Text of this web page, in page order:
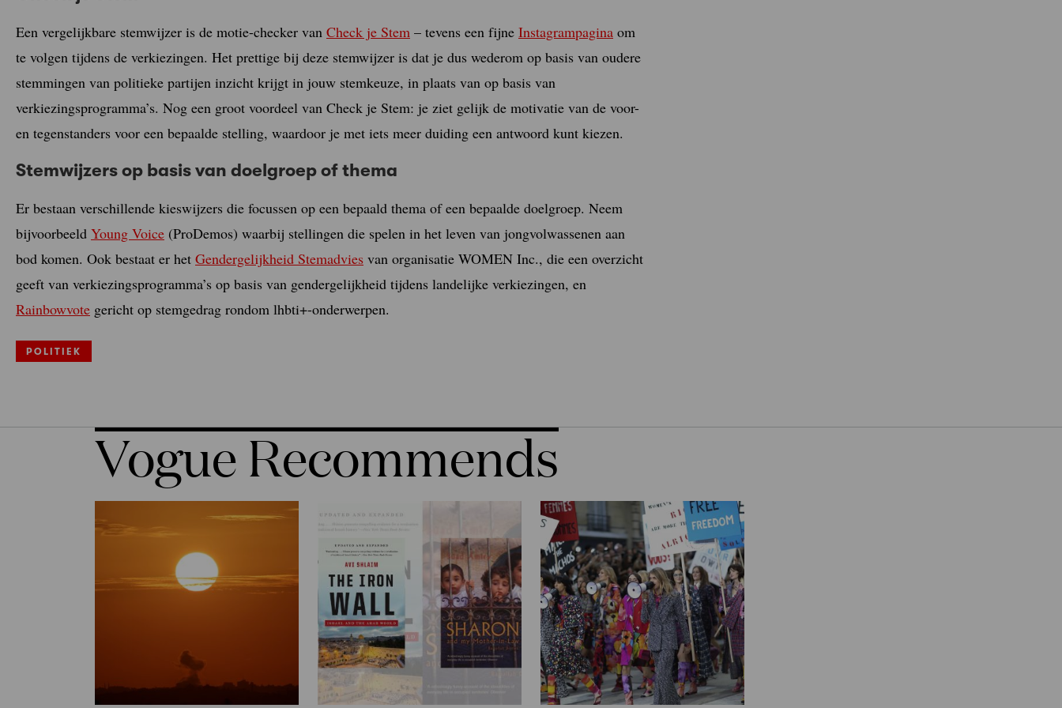
Een vergelijkbare stemwijzer is de motie-checker van Check je Stem – tevens een fijne Instagrampagina om
te volgen tijdens de verkiezingen. Het prettige bij deze stemwijzer is dat je dus wederom op basis van oudere
stemmingen van politieke partijen inzicht krijgt in jouw stemkeuze, in plaats van op basis van
verkiezingsprogramma’s. Nog een groot voordeel van Check je Stem: je ziet gelijk de motivatie van de voor-
en tegenstanders voor een bepaalde stelling, waardoor je met iets meer duiding een antwoord kunt kiezen.
Stemwijzers op basis van doelgroep of thema
Er bestaan verschillende kieswijzers die focussen op een bepaald thema of een bepaalde doelgroep. Neem
bijvoorbeeld Young Voice (ProDemos) waarbij stellingen die spelen in het leven van jongvolwassenen aan
bod komen. Ook bestaat er het Gendergelijkheid Stemadvies van organisatie WOMEN Inc., die een overzicht
geeft van verkiezingsprogramma’s op basis van gendergelijkheid tijdens landelijke verkiezingen, en
Rainbowvote gericht op stemgedrag rondom lhbti+-onderwerpen.
POLITIEK
Vogue Recommends